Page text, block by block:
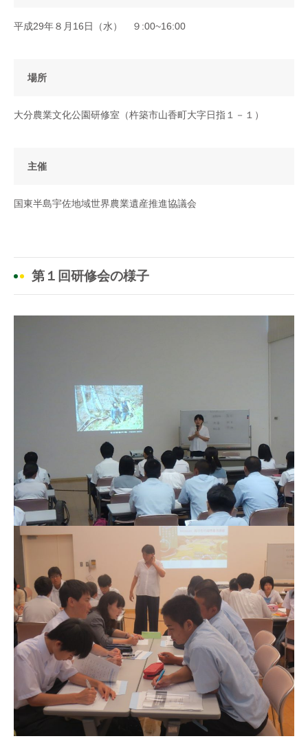
平成29年８月16日（水） ９:00~16:00
場所
大分農業文化公園研修室（杵築市山香町大字日指１－１）
主催
国東半島宇佐地域世界農業遺産推進協議会
第１回研修会の様子